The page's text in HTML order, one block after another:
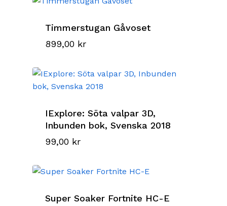
Timmerstugan Gåvoset
899,00 kr
IExplore: Söta valpar 3D,
Inbunden bok, Svenska 2018
99,00 kr
Super Soaker Fortnite HC-E